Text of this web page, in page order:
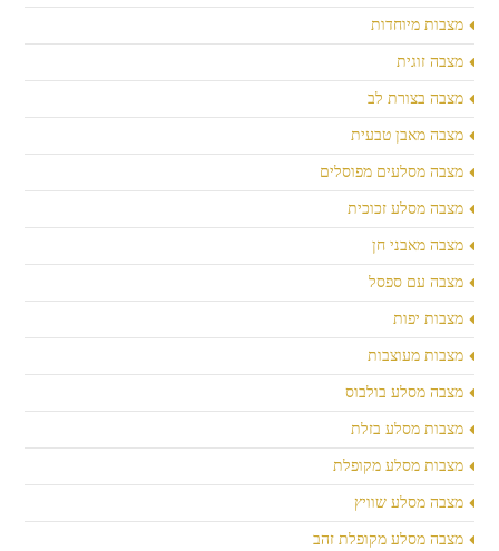
מצבות מיוחדות
מצבה זוגית
מצבה בצורת לב
מצבה מאבן טבעית
מצבה מסלעים מפוסלים
מצבה מסלע זכוכית
מצבה מאבני חן
מצבה עם ספסל
מצבות יפות
מצבות מעוצבות
מצבה מסלע בולבוס
מצבות מסלע בזלת
מצבות מסלע מקופלת
מצבה מסלע שוויץ
מצבה מסלע מקופלת זהב